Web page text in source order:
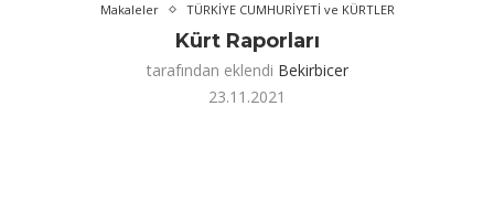
Makaleler TÜRKİYE CUMHURİYETİ ve KÜRTLER
Kürt Raporları
tarafından eklendi Bekirbicer
23.11.2021